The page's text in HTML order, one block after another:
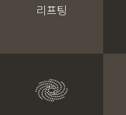
리프팅